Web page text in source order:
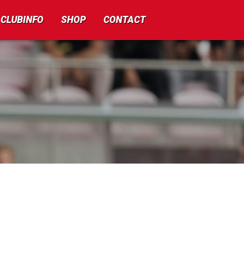
CLUBINFO SHOP CONTACT